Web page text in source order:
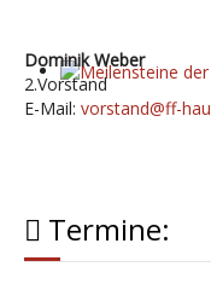
Meilensteine der
Dominik Weber
2.Vorstand
E-Mail: vorstand@ff-
Termine: